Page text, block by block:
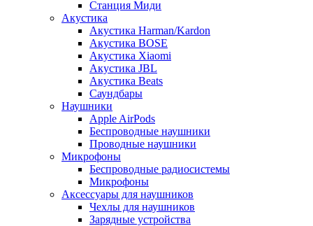
Станция Миди
Акустика
Акустика Harman/Kardon
Акустика BOSE
Акустика Xiaomi
Акустика JBL
Акустика Beats
Саундбары
Наушники
Apple AirPods
Беспроводные наушники
Проводные наушники
Микрофоны
Беспроводные радиосистемы
Микрофоны
Аксессуары для наушников
Чехлы для наушников
Зарядные устройства